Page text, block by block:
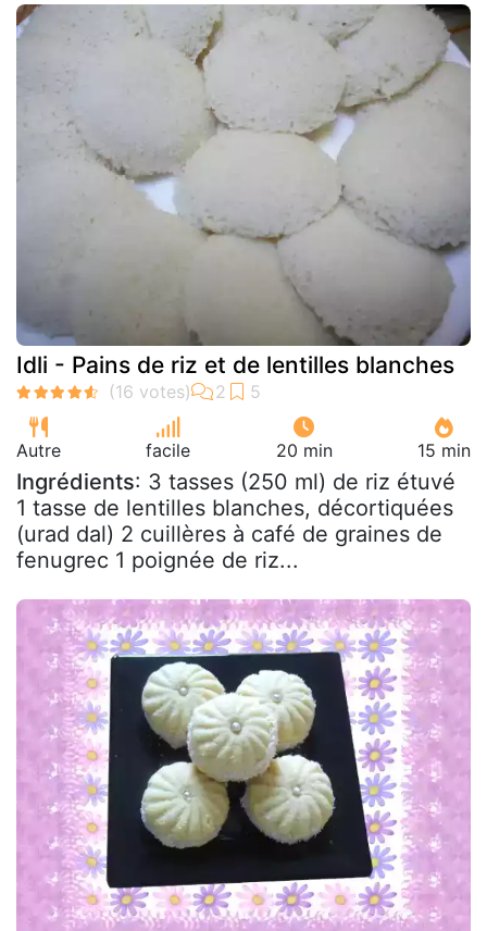
Idli - Pains de riz et de lentilles blanches
Autre facile 20 min 15 min
Ingrédients: 3 tasses (250 ml) de riz étuvé
1 tasse de lentilles blanches, décortiquées
(urad dal) 2 cuillères à café de graines de
fenugrec 1 poignée de riz...